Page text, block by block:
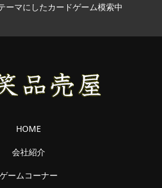
ーマにしたカードゲーム模索中
HOME
会社紹介
ゲームコーナー